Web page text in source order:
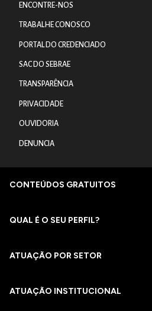
ENCONTRE-NOS
TRABALHE CONOSCO
PORTAL DO CREDENCIADO
SAC DO SEBRAE
TRANSPARÊNCIA
PRIVACIDADE
OUVIDORIA
DENUNCIA
CONTEÚDOS GRATUITOS
QUAL É O SEU PERFIL?
ATUAÇÃO POR SETOR
ATUAÇÃO INSTITUCIONAL